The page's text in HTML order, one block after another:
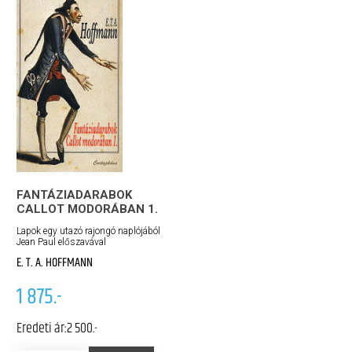
FANTÁZIADARABOK
CALLOT MODORÁBAN 1.
Lapok egy utazó rajongó naplójából
Jean Paul előszavával
E. T. A. HOFFMANN
1 875.-
Eredeti ár:2 500.-